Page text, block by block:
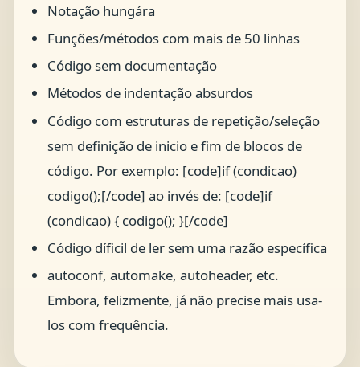
Notação hungára
Funções/métodos com mais de 50 linhas
Código sem documentação
Métodos de indentação absurdos
Código com estruturas de repetição/seleção
sem definição de inicio e fim de blocos de
código. Por exemplo: [code]if (condicao)
codigo();[/code] ao invés de: [code]if
(condicao) { codigo(); }[/code]
Código díficil de ler sem uma razão específica
autoconf, automake, autoheader, etc.
Embora, felizmente, já não precise mais usa-
los com frequência.